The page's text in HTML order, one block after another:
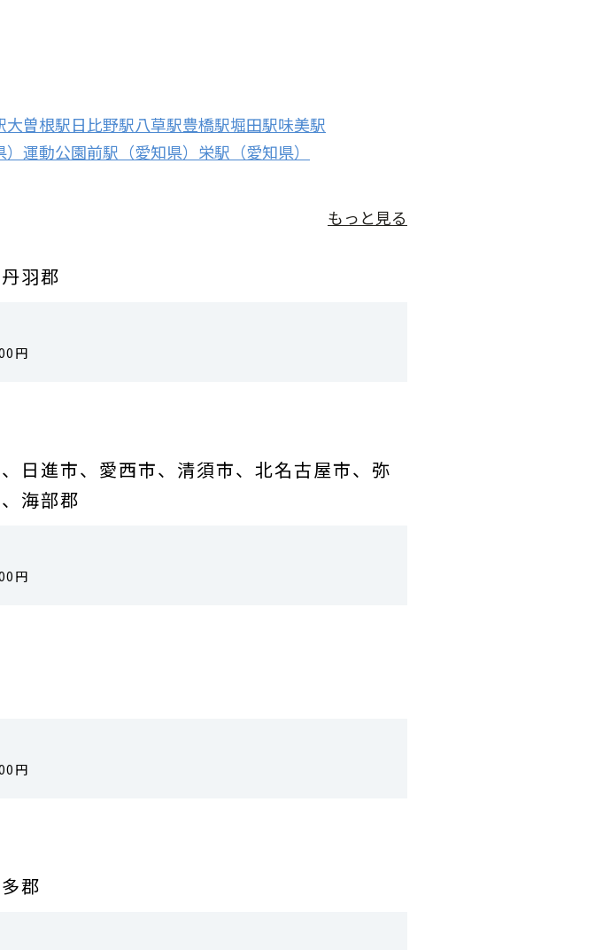
大曽根駅日比野駅八草駅豊橋駅堀田駅味美駅
運動公園前駅（愛知県） 栄駅（愛知県）
もっと見る
羽郡
円
日進市、愛西市、清須市、北名古屋市、弥
海部郡
円
円
郡